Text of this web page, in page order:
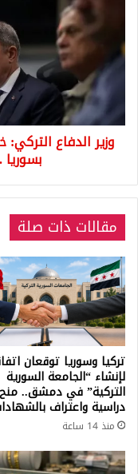
التركي:
خططنا
جاهزة
وشرق
الفرات
بسوريا
على
وزير الدفاع
مقالات ذات صلة
تركيا وسوريا توقعان
لإنشاء “الجامعة السورية
التركية” في دمشق.. منح
دراسية واعتراف
منذ 14 ساعة